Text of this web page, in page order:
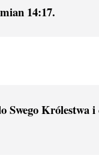
14:17.
Swego Królestwa i